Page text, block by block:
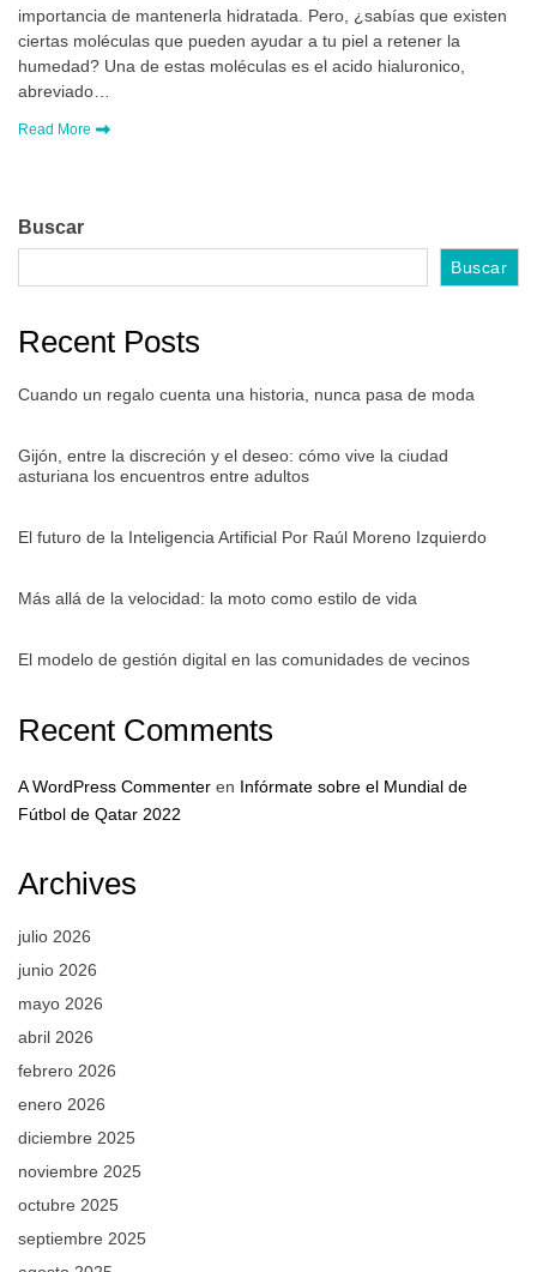
importancia de mantenerla hidratada. Pero, ¿sabías que existen
ciertas moléculas que pueden ayudar a tu piel a retener la
humedad? Una de estas moléculas es el acido hialuronico,
abreviado…
Read More
Buscar
Buscar
Recent Posts
Cuando un regalo cuenta una historia, nunca pasa de moda
Gijón, entre la discreción y el deseo: cómo vive la ciudad
asturiana los encuentros entre adultos
El futuro de la Inteligencia Artificial Por Raúl Moreno Izquierdo
Más allá de la velocidad: la moto como estilo de vida
El modelo de gestión digital en las comunidades de vecinos
Recent Comments
A WordPress Commenter en Infórmate sobre el Mundial de
Fútbol de Qatar 2022
Archives
julio 2026
junio 2026
mayo 2026
abril 2026
febrero 2026
enero 2026
diciembre 2025
noviembre 2025
octubre 2025
septiembre 2025